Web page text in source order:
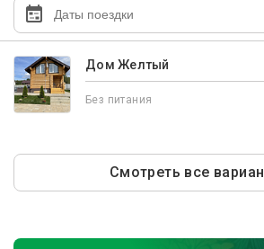
Дом Желтый
Без питания
Смотреть все